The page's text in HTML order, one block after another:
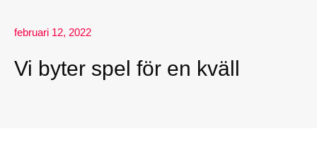
februari 12, 2022
Vi byter spel för en kväll